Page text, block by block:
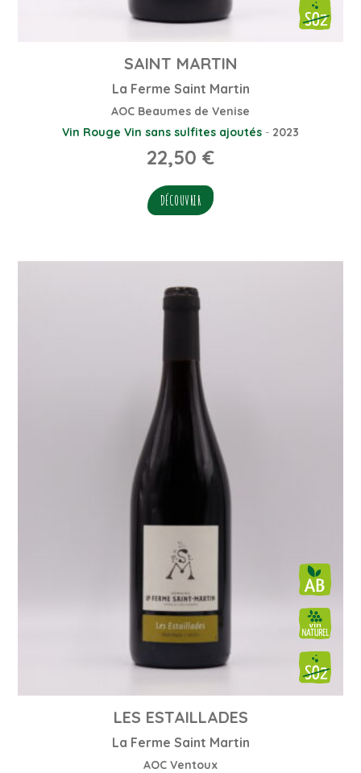
SAINT MARTIN
La Ferme Saint Martin
AOC Beaumes de Venise
Vin Rouge Vin sans sulfites ajoutés - 2023
22,50 €
DÉCOUVRIR
LES ESTAILLADES
La Ferme Saint Martin
AOC Ventoux